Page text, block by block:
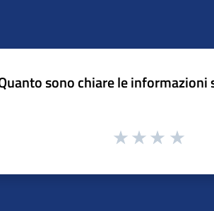
sono chiare le informazioni